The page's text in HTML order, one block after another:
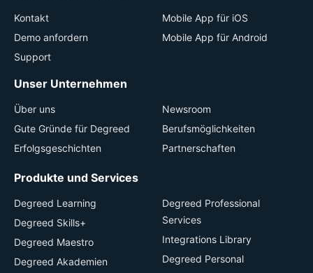
Kontakt
Demo anfordern
Support
Mobile App für iOS
Mobile App für Android
Unser Unternehmen
Über uns
Gute Gründe für Degreed
Erfolgsgeschichten
Newsroom
Berufsmöglichkeiten
Partnerschaften
Produkte und Services
Degreed Learning
Degreed Skills+
Degreed Maestro
Degreed Akademien
Degreed Professional
Services
Integrations Library
Degreed Personal